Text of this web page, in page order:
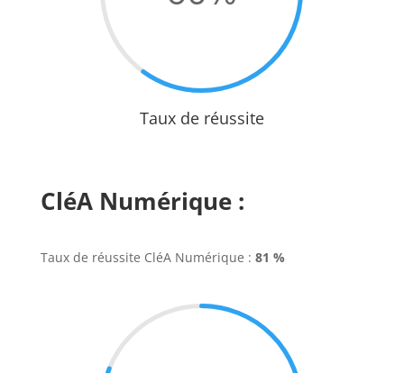
Taux de réussite
CléA Numérique :
Taux de réussite CléA Numérique : 81 %